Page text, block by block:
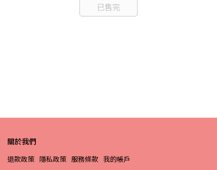
已售完
關於我們
退款政策 隱私政策 服務條款 我的帳戶